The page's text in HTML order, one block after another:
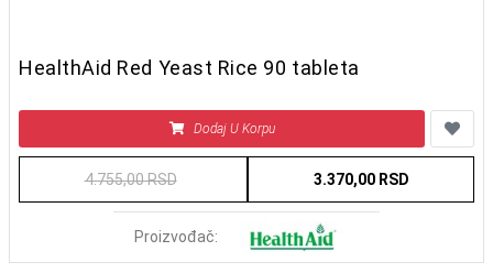
HealthAid Red Yeast Rice 90 tableta
Dodaj U Korpu
4.755,00 RSD 3.370,00 RSD
Proizvođač: